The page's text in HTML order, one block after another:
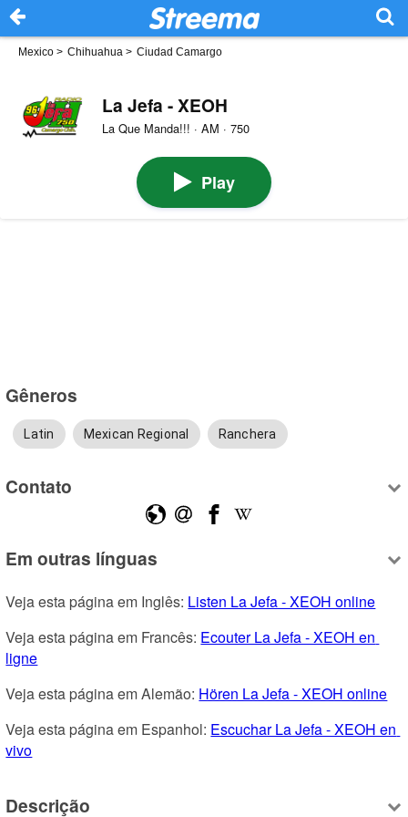
Mexico > Chihuahua > Ciudad Camargo
La Jefa - XEOH
La Que Manda!!! · AM · 750
Play
Gêneros
Latin Mexican Regional Ranchera
Contato
Em outras línguas
Veja esta página em Inglês: Listen La Jefa - XEOH online
Veja esta página em Francês: Ecouter La Jefa - XEOH en
ligne
Veja esta página em Alemão: Hören La Jefa - XEOH online
Veja esta página em Espanhol: Escuchar La Jefa - XEOH en
vivo
Descrição